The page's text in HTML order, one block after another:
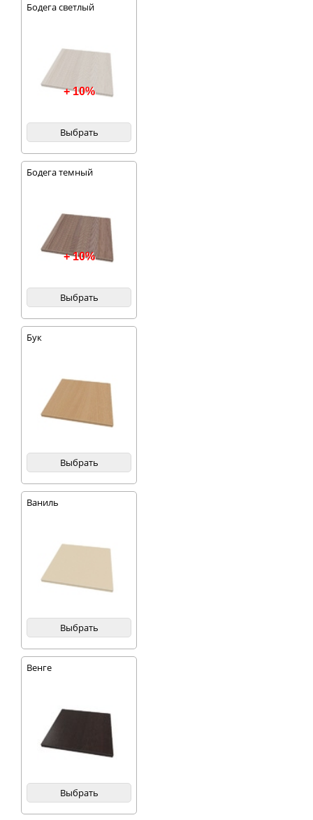
Бодега светлый
+ 10%
Выбрать
Бодега темный
+ 10%
Выбрать
Бук
Выбрать
Ваниль
Выбрать
Венге
Выбрать